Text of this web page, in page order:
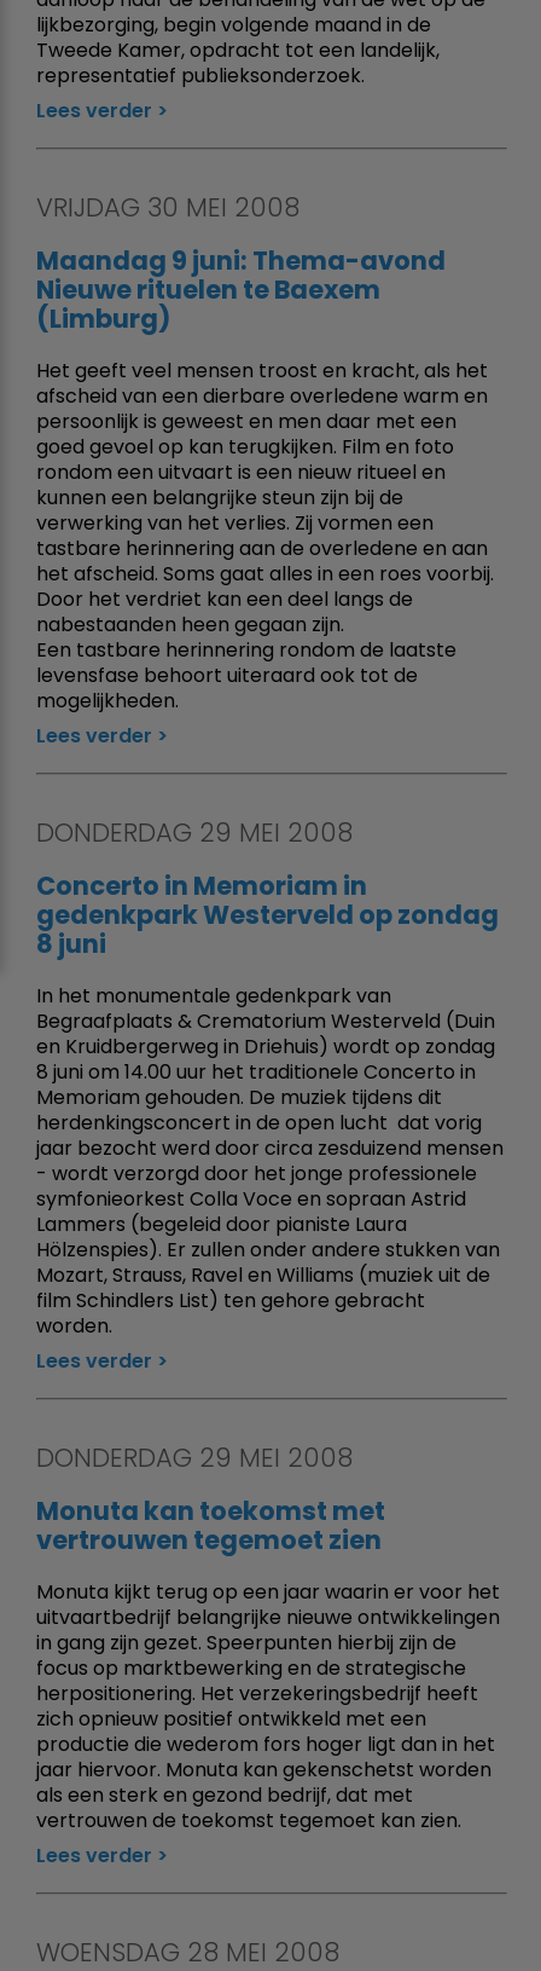
lijkbezorging, begin volgende maand in de
Tweede Kamer, opdracht tot een landelijk,
representatief publieksonderzoek.
Lees verder
VRIJDAG 30 MEI 2008
Maandag 9 juni: Thema-avond
Nieuwe rituelen te Baexem
(Limburg)
Het geeft veel mensen troost en kracht, als het
afscheid van een dierbare overledene warm en
persoonlijk is geweest en men daar met een
goed gevoel op kan terugkijken. Film en foto
rondom een uitvaart is een nieuw ritueel en
kunnen een belangrijke steun zijn bij de
verwerking van het verlies. Zij vormen een
tastbare herinnering aan de overledene en aan
het afscheid. Soms gaat alles in een roes voorbij.
Door het verdriet kan een deel langs de
nabestaanden heen gegaan zijn.
Een tastbare herinnering rondom de laatste
levensfase behoort uiteraard ook tot de
mogelijkheden.
Lees verder
DONDERDAG 29 MEI 2008
Concerto in Memoriam in
gedenkpark Westerveld op zondag
8 juni
In het monumentale gedenkpark van
Begraafplaats & Crematorium Westerveld (Duin
en Kruidbergerweg in Driehuis) wordt op zondag
8 juni om 14.00 uur het traditionele Concerto in
Memoriam gehouden. De muziek tijdens dit
herdenkingsconcert in de open lucht  dat vorig
jaar bezocht werd door circa zesduizend mensen
- wordt verzorgd door het jonge professionele
symfonieorkest Colla Voce en sopraan Astrid
Lammers (begeleid door pianiste Laura
Hölzenspies). Er zullen onder andere stukken van
Mozart, Strauss, Ravel en Williams (muziek uit de
film Schindlers List) ten gehore gebracht
worden.
Lees verder
DONDERDAG 29 MEI 2008
Monuta kan toekomst met
vertrouwen tegemoet zien
Monuta kijkt terug op een jaar waarin er voor het
uitvaartbedrijf belangrijke nieuwe ontwikkelingen
in gang zijn gezet. Speerpunten hierbij zijn de
focus op marktbewerking en de strategische
herpositionering. Het verzekeringsbedrijf heeft
zich opnieuw positief ontwikkeld met een
productie die wederom fors hoger ligt dan in het
jaar hiervoor. Monuta kan gekenschetst worden
als een sterk en gezond bedrijf, dat met
vertrouwen de toekomst tegemoet kan zien.
Lees verder
WOENSDAG 28 MEI 2008